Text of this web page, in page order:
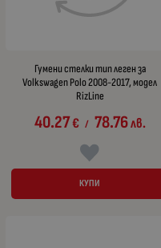
Гумени стелки тип леген за
Volkswagen Polo 2008-2017, модел
RizLine
40.27€ / 78.76лв.
КУПИ